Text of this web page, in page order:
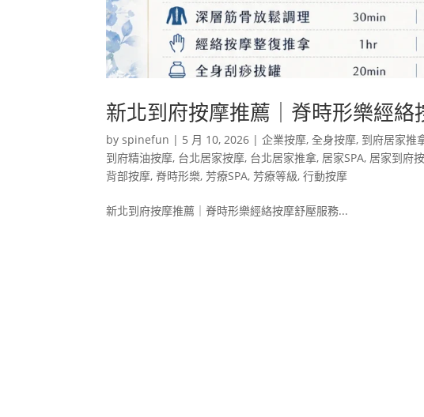
新北到府按摩推薦｜脊時形樂經絡
byspinefun | 5 月 10, 2026 |企業按摩,全身按摩, 到府居家推
到府精油按摩, 台北居家按摩, 台北居家推拿, 居家SPA, 居家到府
背部按摩,脊時形樂,芳療SPA,芳療等級,行動按摩
新北到府按摩推薦｜脊時形樂經絡按摩舒壓服務...